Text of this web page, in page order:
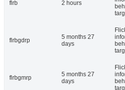
flrb 2 hours
flrbgdrp
5 months 27
days
flrbgmrp
5 months 27
days